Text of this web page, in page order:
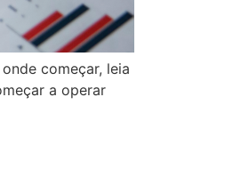
começar, leia
a operar